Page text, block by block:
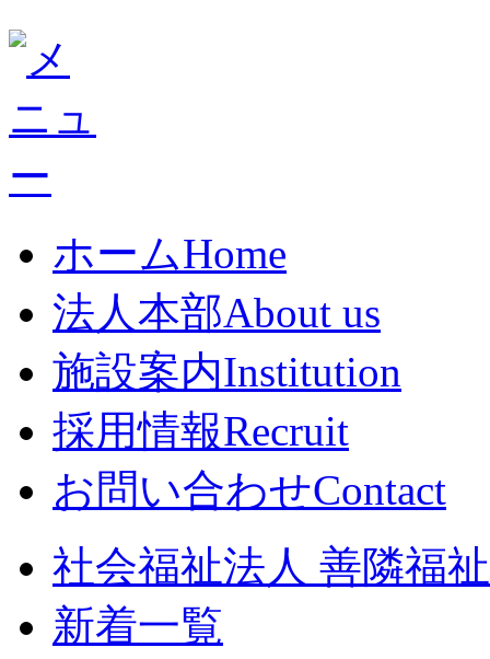
ホームHome
法人本部About us
施設案内Institution
採用情報Recruit
お問い合わせContact
社会福祉法人 善隣福
新着一覧